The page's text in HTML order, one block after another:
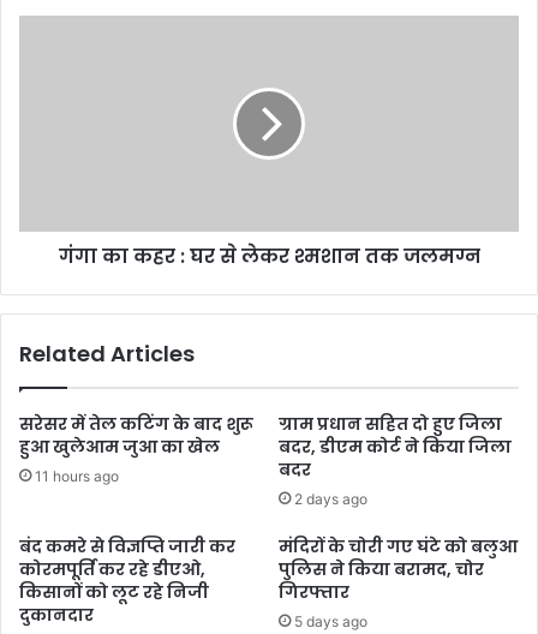
गंगा का कहर : घर से लेकर श्मशान तक जलमग्न
Related Articles
सरेसर में तेल कटिंग के बाद शुरू
हुआ खुलेआम जुआ का खेल
11 hours ago
ग्राम प्रधान सहित दो हुए जिला
बदर, डीएम कोर्ट ने किया जिला
बदर
2 days ago
बंद कमरे से विज्ञप्ति जारी कर
कोरमपूर्ति कर रहे डीएओ,
किसानों को लूट रहे निजी
दुकानदार
मंदिरों के चोरी गए घंटे को बलुआ
पुलिस ने किया बरामद, चोर
गिरफ्तार
5 days ago